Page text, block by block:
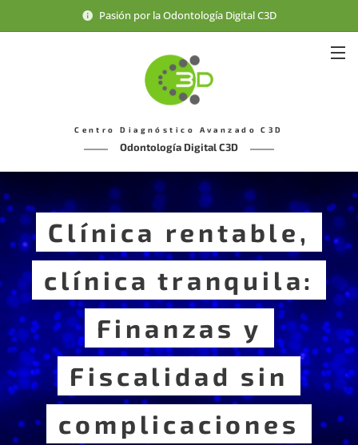
Pasión por la Odontología Digital C3D
Centro Diagnóstico Avanzado C3D
Odontología Digital C3D
Clínica rentable,
clínica tranquila:
Finanzas y
Fiscalidad sin
complicaciones